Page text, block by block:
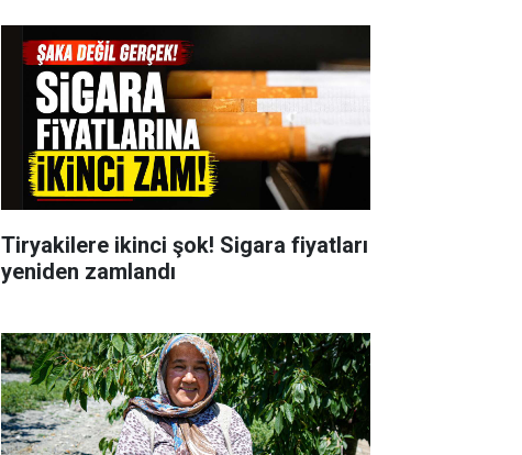
Tiryakilere ikinci şok! Sigara fiyatları
yeniden zamlandı